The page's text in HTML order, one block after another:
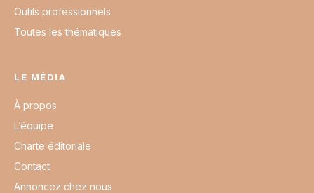
Outils professionnels
Toutes les thématiques
LE MÉDIA
À propos
L’équipe
Charte éditoriale
Contact
Annoncez chez nous